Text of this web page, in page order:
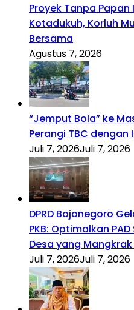
Proyek Tanpa
Kotadukuh, Korluh
Bersama
Agustus 7, 2026
“Jemput Bola” ke
Perangi TBC dengan
Juli 7, 2026Juli 7, 2026
DPRD Bojonegoro
PKB: Optimalkan
Desa yang
Juli 7, 2026Juli 7, 2026